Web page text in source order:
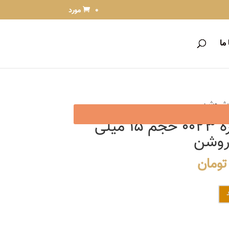
0 مورد
رنگ مو بیول شماره 0023 حجم 15 میلی
روشن
تومان
تومانقیمت